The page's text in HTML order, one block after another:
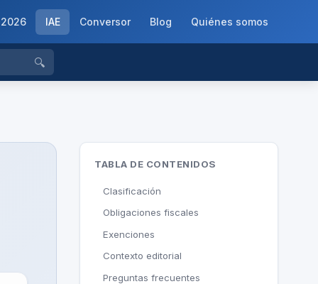
2026 IAE Conversor Blog Quiénes somos
🔍
TABLA DE CONTENIDOS
Clasificación
Obligaciones fiscales
Exenciones
Contexto editorial
Preguntas frecuentes